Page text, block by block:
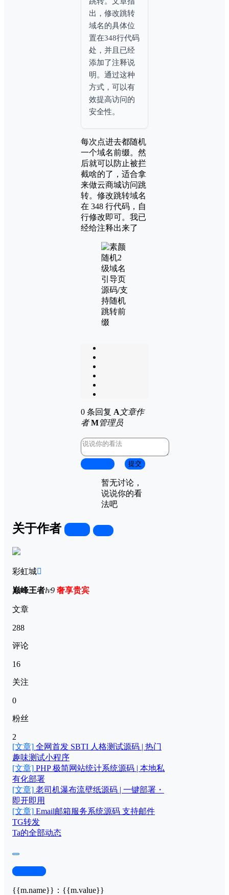
出 ， 修改跳转
域名的具体位
置在348行代码
处 ， 并 且 已经
添加了注释说
明 。 通过这种
方式 ， 可以有
效提高访问的
安全性。
每次点进去都随机
一个域名前缀。然
后就可以防止被拦
截啥的了，适合拿
来做云商城访问跳
转。修改跳转域名
在 348 行代码，自
行修改即可。我已
经给注释出来了
0 条回复 A文章作
者 M管理员
提交
暂无讨论，
说说你的看
法吧
关于作者
彩虹城
巅峰王者lv9 奢享贵宾
文章
288
评论
16
关注
0
粉丝
2
[文章] 全网首发 SBTI 人格测试源码 | 热门
趣味测试小程序
[文章] PHP 极简网站统计系统源码 | 本地私
有化部署
[文章] 老司机瀑布流壁纸源码 | 一键部署・
即开即用
[文章] Email邮箱服务系统源码 支持邮件
TG转发
Ta的全部动态
查看演示
{{m.name}} ： {{m.value}}